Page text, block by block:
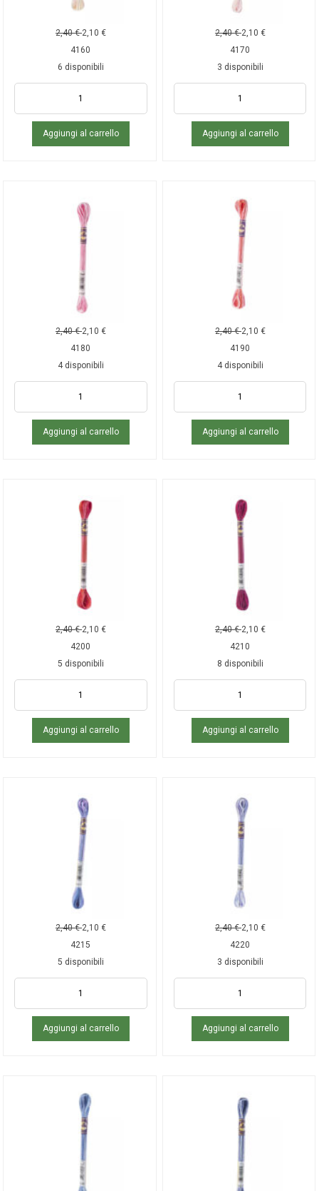
2,40€ 2,10 €
4160
6 disponibili
Aggiungi al carrello
2,40€ 2,10 €
4170
3 disponibili
Aggiungi al carrello
2,40€ 2,10 €
4180
4 disponibili
Aggiungi al carrello
2,40€ 2,10 €
4190
4 disponibili
Aggiungi al carrello
2,40€ 2,10 €
4200
5 disponibili
Aggiungi al carrello
2,40€ 2,10 €
4210
8 disponibili
Aggiungi al carrello
2,40€ 2,10 €
4215
5 disponibili
Aggiungi al carrello
2,40€ 2,10 €
4220
3 disponibili
Aggiungi al carrello